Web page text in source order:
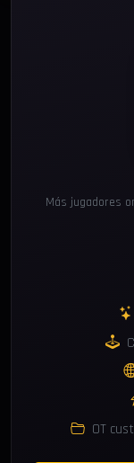
Más jugadores
OT